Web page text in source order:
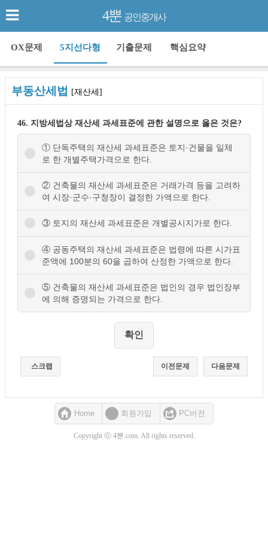
4뿐 공인중개사
OX문제 5지선다형 기출문제 핵심요약
부동산세법 [재산세]
46. 지방세법상 재산세 과세표준에 관한 설명으로 옳은 것은?
① 단독주택의 재산세 과세표준은 토지·건물을 일체
로 한 개별주택가격으로 한다.
② 건축물의 재산세 과세표준은 거래가격 등을 고려하
여 시장·군수·구청장이 결정한 가액으로 한다.
③ 토지의 재산세 과세표준은 개별공시지가로 한다.
④ 공동주택의 재산세 과세표준은 법령에 따른 시가표
준액에 100분의 60을 곱하여 산정한 가액으로 한다.
⑤ 건축물의 재산세 과세표준은 법인의 경우 법인장부
에 의해 증명되는 가격으로 한다.
스크랩 다음문제
이전문제
Home 회원가입 PC버전
Copyright ⓒ 4뿐.com. All rights reserved.